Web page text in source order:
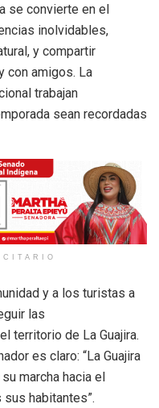
se convierte en el
inolvidables,
y compartir
con amigos. La
trabajan
sean recordadas
y a los turistas a
las
territorio de La Guajira.
es claro: “La Guajira
marcha hacia el
habitantes”.